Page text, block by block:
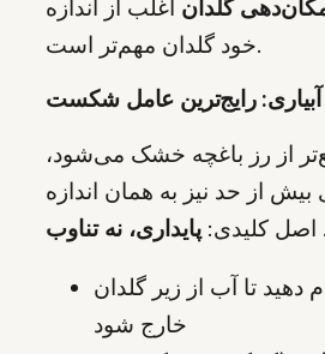
گلدان اغلب از اندازه
خود گلدان مهم‌تر است.
آبیاری: رایج‌ترین عامل شکست
از رز باغچه خشک می‌شود،
بیش از حد نیز به همان اندازه
کلیدی: پایداری، نه تناوب
دهید تا آب از زیر گلدان
خارج شود